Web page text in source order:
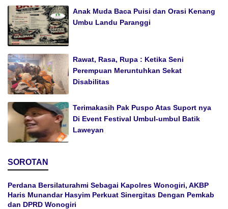
Anak Muda Baca Puisi dan Orasi Kenang
Umbu Landu Paranggi
Rawat, Rasa, Rupa : Ketika Seni
Perempuan Meruntuhkan Sekat
Disabilitas
Terimakasih Pak Puspo Atas Suport nya
Di Event Festival Umbul-umbul Batik
Laweyan
SOROTAN
Perdana Bersilaturahmi Sebagai Kapolres Wonogiri, AKBP
Haris Munandar Hasyim Perkuat Sinergitas Dengan Pemkab
dan DPRD Wonogiri